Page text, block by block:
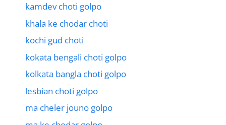
kamdev choti golpo
khala ke chodar choti
kochi gud choti
kokata bengali choti golpo
kolkata bangla choti golpo
lesbian choti golpo
ma cheler jouno golpo